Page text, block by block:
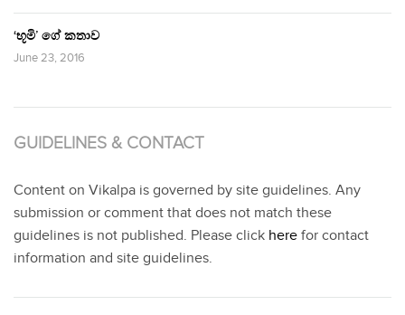
‘භූමි’ ගේ කතාව
June 23, 2016
GUIDELINES & CONTACT
Content on Vikalpa is governed by site guidelines. Any
submission or comment that does not match these
guidelines is not published. Please click here for contact
information and site guidelines.